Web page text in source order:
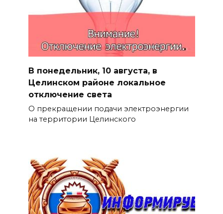
В понедельник, 10 августа, в
Целинском районе локальное
отключение света
О прекращении подачи электроэнергии
на территории Целинского